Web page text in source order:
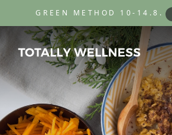
GREEN METHOD 10-14.8.